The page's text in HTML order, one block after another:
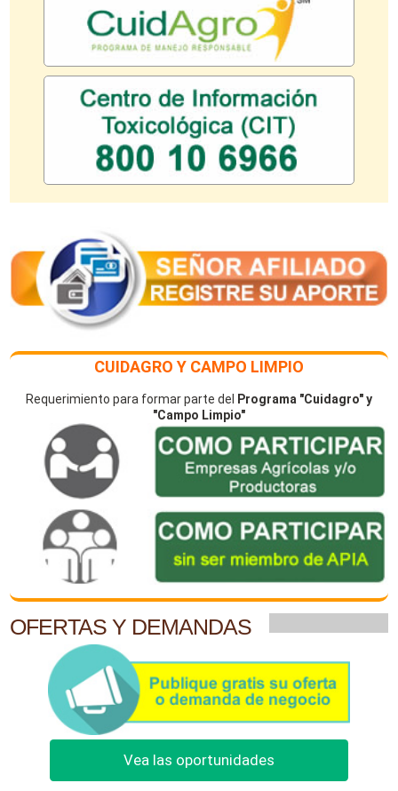
CUIDAGRO Y CAMPO LIMPIO
Requerimiento para formar parte del
Programa "Cuidagro" y
"Campo Limpio"
OFERTAS Y DEMANDAS
Vea las oportunidades